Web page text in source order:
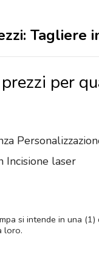
Tagliere
per
Incisione laser
si intende in una
loro.